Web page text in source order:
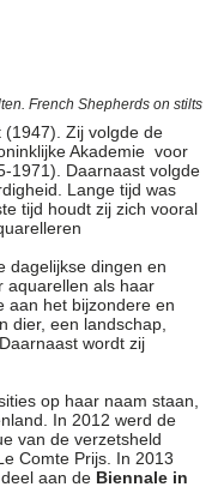
French Shepherds on stilts
(1947). Zij volgde de
Akademie voor
1971). Daarnaast volgde
Lange tijd was
tijd houdt zij zich vooral
dagelijkse dingen en
aquarellen als haar
aan het bijzondere en
dier, een landschap,
wordt zij
op haar naam staan,
In 2012 werd de
van de verzetsheld
Comte Prijs. In 2013
aan de Biennale in